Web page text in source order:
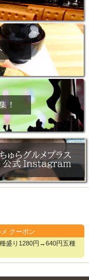
！
クーポン
盛り1280円→640円五種